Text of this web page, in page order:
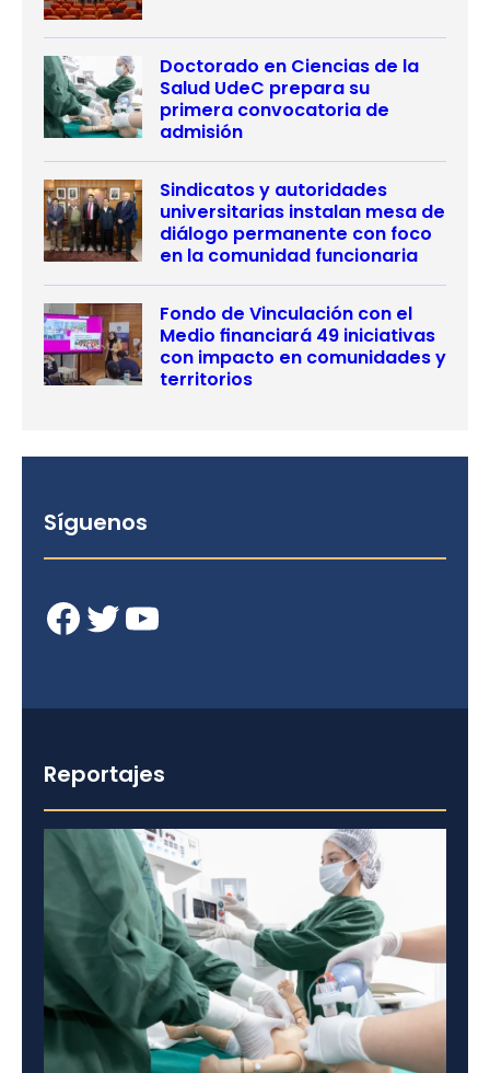
Doctorado en Ciencias de la
Salud UdeC prepara su
primera convocatoria de
admisión
Sindicatos y autoridades
universitarias instalan mesa de
diálogo permanente con foco
en la comunidad funcionaria
Fondo de Vinculación con el
Medio financiará 49 iniciativas
con impacto en comunidades y
territorios
Síguenos
Facebook Twitter YouTube
Reportajes